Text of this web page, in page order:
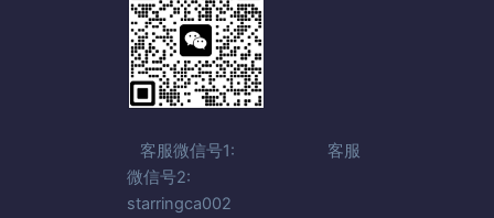
客服微信号1: 客服
微信号2:
starringca002